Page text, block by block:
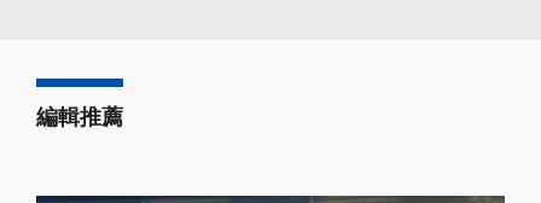
編輯推薦